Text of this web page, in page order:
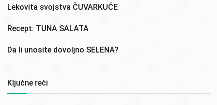
Lekovita svojstva ČUVARKUĆE
Recept: TUNA SALATA
Da li unosite dovoljno SELENA?
Ključne reči